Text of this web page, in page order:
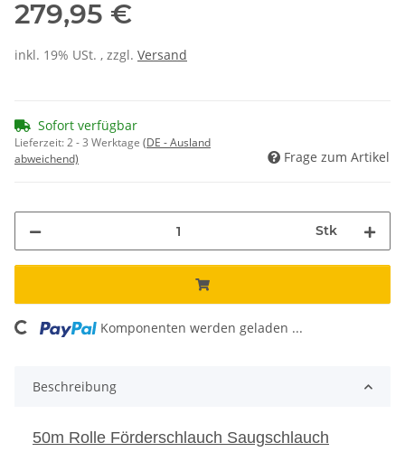
279,95 €
inkl. 19% USt. , zzgl. Versand
Sofort verfügbar
Lieferzeit:2 - 3 Werktage (DE - Ausland
abweichend)
Frage zum Artikel
Stk
Komponenten werden geladen ...
Beschreibung
50m Rolle Förderschlauch Saugschlauch